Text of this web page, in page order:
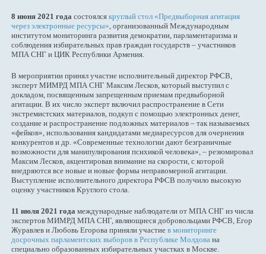
8 июня 2021 года состоялся круглый стол «Предвыборная агитация
через электронные ресурсы», организованный Международным
институтом мониторинга развития демократии, парламентаризма и
соблюдения избирательных прав граждан государств – участников
МПА СНГ и ЦИК Республики Армения.
В мероприятии принял участие исполнительный директор РФСВ,
эксперт МИМРД МПА СНГ Максим Лесков, который выступил с
докладом, посвященным запрещенным приемам предвыборной
агитации. В их число эксперт включил распространение в Сети
экстремистских материалов, подкуп с помощью электронных денег,
создание и распространение подложных материалов – так называемых
«фейков», использования кандидатами медиаресурсов для очернения
конкурентов и др. «Современные технологии дают безграничные
возможности для манипулирования психикой человека», – резюмировал
Максим Лесков, акцентировав внимание на скорости, с которой
внедряются все новые и новые формы неправомерной агитации.
Выступление исполнительного директора РФСВ получило высокую
оценку участников Круглого стола.
11 июля 2021 года международные наблюдатели от МПА СНГ из числа
экспертов МИМРД МПА СНГ, являющиеся добровольцами РФСВ, Егор
Журавлев и Любовь Егорова приняли участие в мониторинге
досрочных парламентских выборов в Республике Молдова на
специально образованных избирательных участках в Москве.